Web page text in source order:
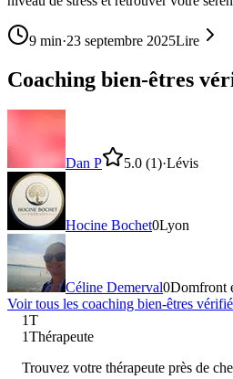
9 min·23 septembre 2025Lire
Coaching bien-êtres
Dan P 5.0 (1)·Lévis
Hocine Bochet0Lyon
Céline Demerval0Domfront
Voir tous les coaching bien-êtres
1T
1Thérapeute
Trouvez votre thérapeute près de